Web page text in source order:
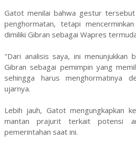
Gatot menilai bahwa gestur
penghormatan, tetapi
dimiliki Gibran sebagai Wapres
"Dari analisis saya, ini menunjukkan
Gibran sebagai pemimpin yang
sehingga harus menghormatinya
ujarnya.
Lebih jauh, Gatot mengungkapkan
mantan prajurit terkait potensi
pemerintahan saat ini.